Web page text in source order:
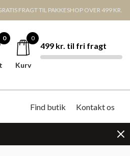
FRAGT TIL PAKKESHOP OVER 499 KR.
0 0
Kurv
499 kr. til fri fragt
Find butik Kontakt os